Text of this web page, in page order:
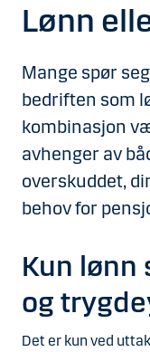
Lønn
Mange spør
bedriften som
kombinasjon
avhenger av
overskuddet,
behov for
Kun lønn
og
Det er kun ved